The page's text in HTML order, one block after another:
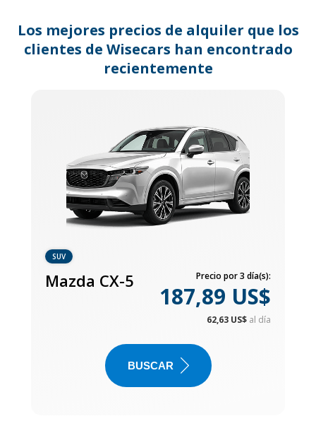
dates.
Los mejores precios de alquiler que los
clientes de Wisecars han encontrado
recientemente
SUV
Mazda CX-5 Precio por 3 día(s):
187,89 US$
62,63 US$ al día
BUSCAR